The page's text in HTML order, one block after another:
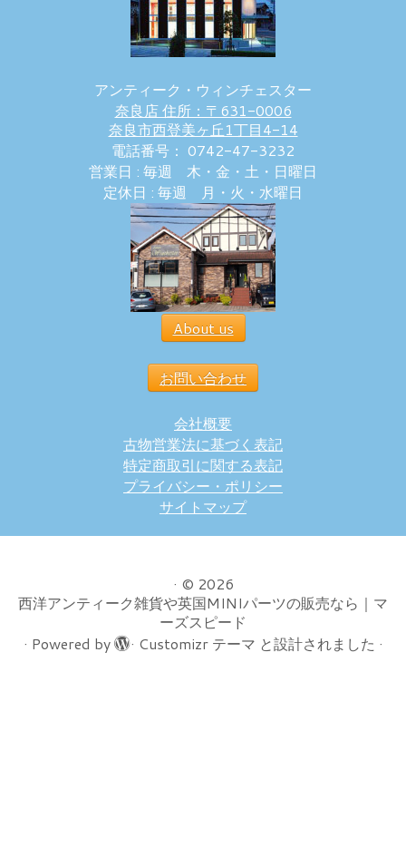
アンティーク・ウィンチェスター
奈良店 住所：〒631-0006
奈良市西登美ヶ丘1丁目4-14
電話番号： 0742-47-3232
営業日 : 毎週 木・金・土・日曜日
定休日 : 毎週 月・火・水曜日
About us
お問い合わせ
会社概要
古物営業法に基づく表記
特定商取引に関する表記
プライバシー・ポリシー
サイトマップ
· © 2026
西洋アンティーク雑貨や英国MINIパーツの販売なら｜マ
ーズスピード
· Powered by · Customizr テーマ と設計されました ·